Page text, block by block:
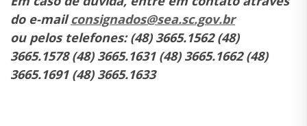
do e-mailconsignados@sea.sc.gov.br
ou pelos telefones: (48) 3665.1562 (48)
3665.1578 (48) 3665.1631 (48) 3665.1662 (48)
3665.1691 (48) 3665.1633